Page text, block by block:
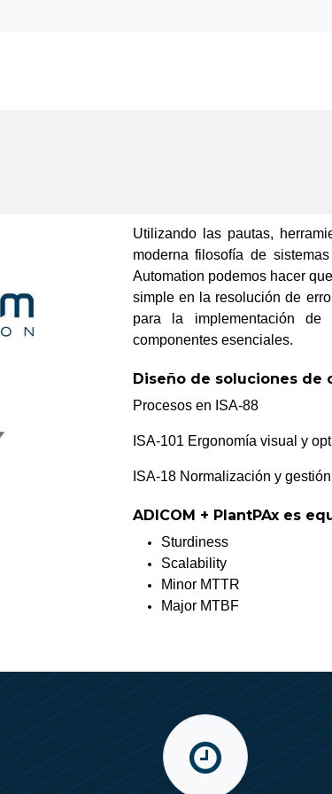
Utilizando las pautas,
moderna filosofía de
Automation podemos hacer
simple en la resolución de
para la implementación de
componentes esenciales.
Diseño de soluciones de
Procesos en ISA-88
ISA-101 Ergonomía visual y
ISA-18 Normalización y
ADICOM + PlantPAx es
Sturdiness
Scalability
Minor MTTR
Major MTBF